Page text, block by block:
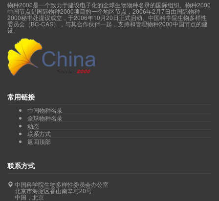
物种2000是一个致力于建设电子化的全球生物物种名录的国际组织。物种2000
中国节点是国际物种2000项目的一个地区节点，2006年2月7日由国际物种
2000秘书处提议成立，于2006年10月20日正式启动。中国科学院生物多样性
委员会（BC-CAS），与其合作伙伴一起，支持和管理物种2000中国节点的建
设。
常用链接
中国物种名录
全球物种名录
动态
联系方式
返回顶部
联系方式
中国科学院生物多样性委员会办公室
北京市海淀区香山南辛村20号
中国，北京